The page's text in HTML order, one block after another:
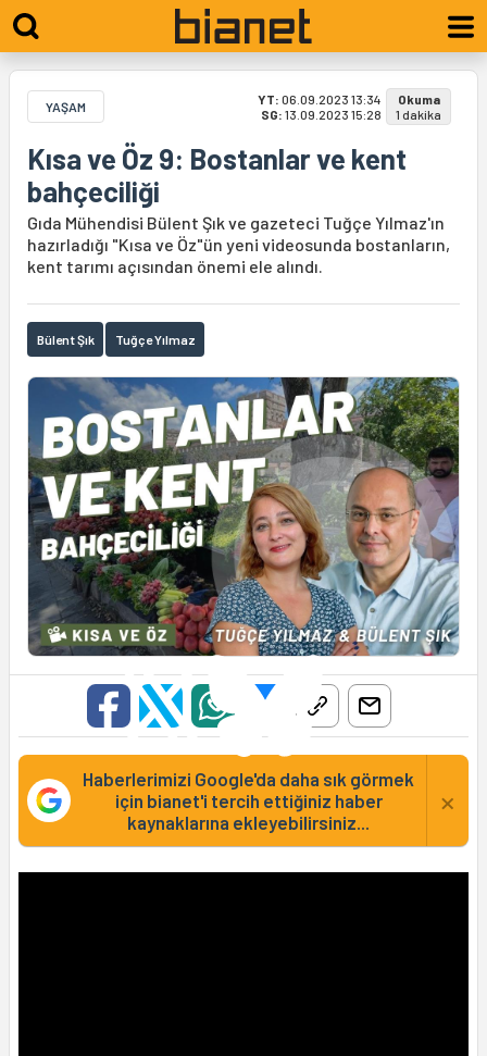
YAŞAM YT: 06.09.2023 13:34
SG: 13.09.2023 15:28
Okuma
1 dakika
Kısa ve Öz 9: Bostanlar ve kent
bahçeciliği
Gıda Mühendisi Bülent Şık ve gazeteci Tuğçe Yılmaz'ın
hazırladığı "Kısa ve Öz"ün yeni videosunda bostanların,
kent tarımı açısından önemi ele alındı.
Bülent Şık Tuğçe Yılmaz
Haberlerimizi Google'da daha sık görmek
için bianet'i tercih ettiğiniz haber
kaynaklarına ekleyebilirsiniz...
×